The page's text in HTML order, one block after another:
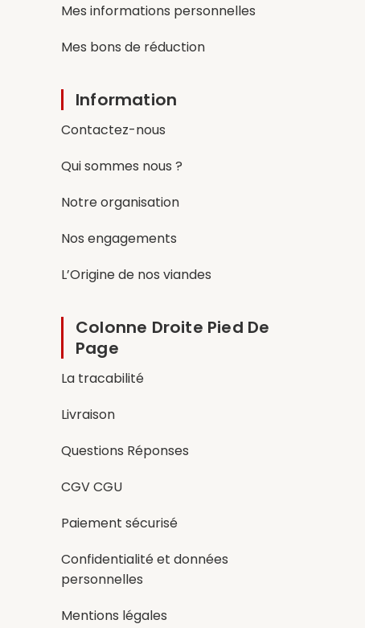
Mes informations personnelles
Mes bons de réduction
Information
Contactez-nous
Qui sommes nous ?
Notre organisation
Nos engagements
L’Origine de nos viandes
Colonne Droite Pied De
Page
La tracabilité
Livraison
Questions Réponses
CGV CGU
Paiement sécurisé
Confidentialité et données
personnelles
Mentions légales